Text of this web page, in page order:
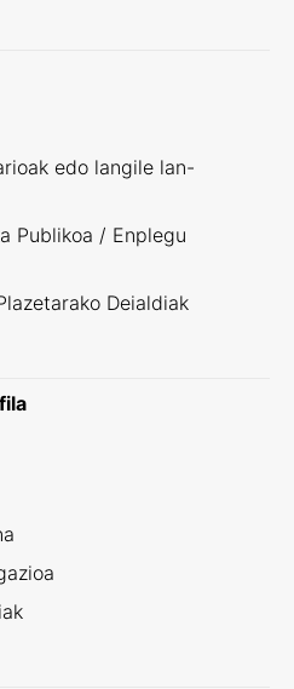
edo langile lan-
Publikoa / Enplegu
Deialdiak